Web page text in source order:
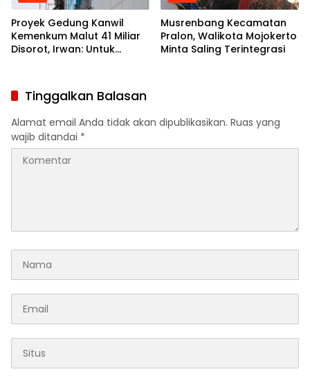
Proyek Gedung Kanwil
Kemenkum Malut 41 Miliar
Disorot, Irwan: Untuk
Musrenbang Kecamatan
Pralon, Walikota Mojokerto
Minta Saling Terintegrasi
Tinggalkan Balasan
Alamat email Anda tidak akan dipublikasikan. Ruas yang
wajib ditandai *